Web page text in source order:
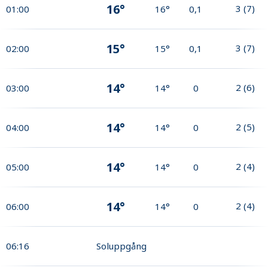
01:00 16° 16° 0,1 3 (7)
02:00 15° 15° 0,1 3 (7)
03:00 14° 14° 0 2 (6)
04:00 14° 14° 0 2 (5)
05:00 14° 14° 0 2 (4)
06:00 14° 14° 0 2 (4)
06:16 Soluppgång